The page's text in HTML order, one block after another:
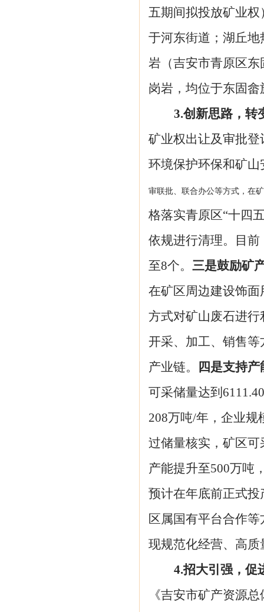
五期间拟投放矿业
于河东街道；湖丘
岩（吉安市青原区
岗岩，均位于东固
3.创新思路，转
矿业权出让及审批
环境保护环保和矿
审联批、联合办公等方式，在
格落实青原区“十四
依规进行清理。目
至8个。三是鼓励矿
在矿区周边建设饰
方式对矿山废石进
开采、加工、销售等
产业链。
四是支持
可采储量达到
208万吨/年，企业规
过储量核实，矿区可
产能提升至500万吨
预计在年底前正式
区属国有平台合作
现规范化经营、 高质
4.招大引强，促
《吉安市矿产资源